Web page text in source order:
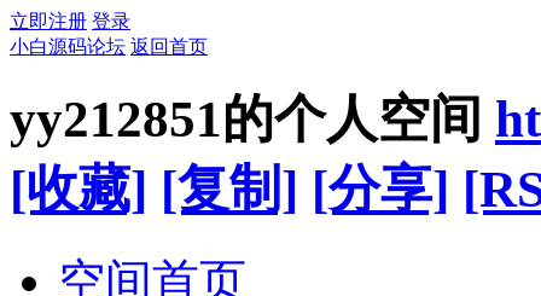
立即注册 登录
小白源码论坛 返回首页
yy212851的个人空间
[收藏] [复制] [分享]
空间首页